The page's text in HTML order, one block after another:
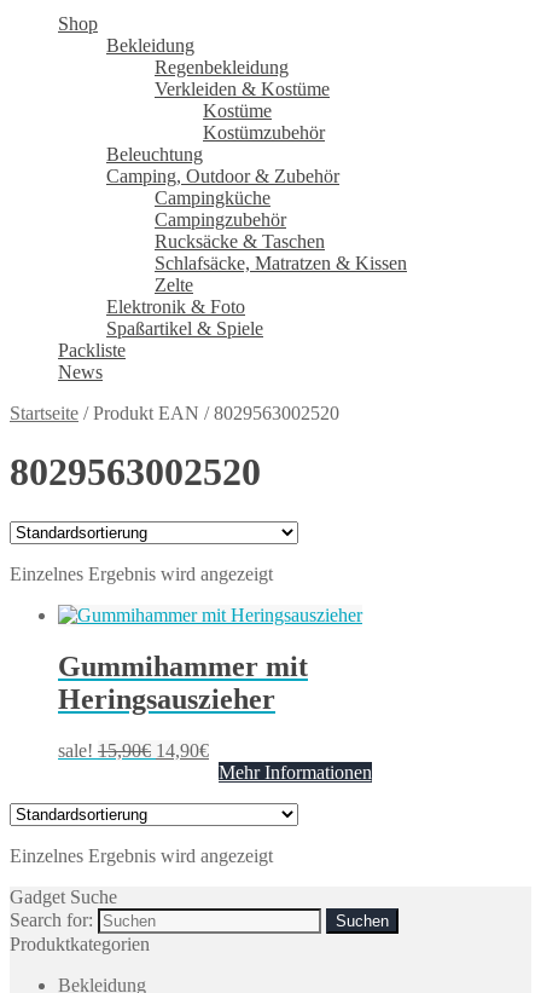
Shop
Bekleidung
Regenbekleidung
Verkleiden & Kostüme
Kostüme
Kostümzubehör
Beleuchtung
Camping, Outdoor & Zubehör
Campingküche
Campingzubehör
Rucksäcke & Taschen
Schlafsäcke, Matratzen & Kissen
Zelte
Elektronik & Foto
Spaßartikel & Spiele
Packliste
News
Startseite /Produkt EAN /8029563002520
8029563002520
Einzelnes Ergebnis wird angezeigt
Gummihammer mit
Heringsauszieher
sale! 15,90€ 14,90€
Mehr Informationen
Einzelnes Ergebnis wird angezeigt
Gadget Suche
Search for:
Produktkategorien
Bekleidung